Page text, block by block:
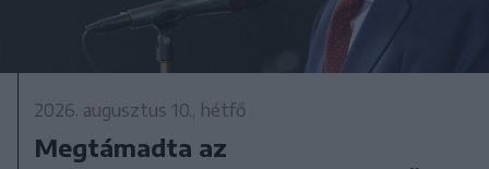
2026. augusztus 10., hétfő
Megtámadta az